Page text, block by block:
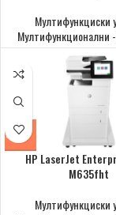
Мултифункциски
Мултифункционални
HP LaserJet
M635fht
Мултифункциски